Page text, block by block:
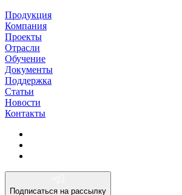
Продукция
Компания
Проекты
Отрасли
Обучение
Документы
Поддержка
Статьи
Новости
Контакты
Подписаться на рассылку